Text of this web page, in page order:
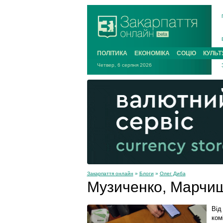
ПОЛІТИКА ЕКОНОМІКА СОЦІО
Четвер, 6 серпня 2026
Закарпаття онлайн » Блоги » Олег Диба
Музиченко,